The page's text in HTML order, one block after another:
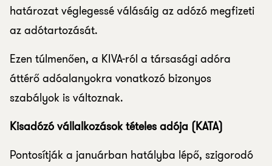
határozat véglegessé válásáig az adózó megfizeti
az adótartozását.
Ezen túlmenően, a KIVA-ról a társasági adóra
áttérő adóalanyokra vonatkozó bizonyos
szabályok is változnak.
Kisadózó vállalkozások tételes adója (KATA)
Pontosítják a januárban hatályba lépő, szigorodó